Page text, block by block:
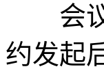
会议
约发起